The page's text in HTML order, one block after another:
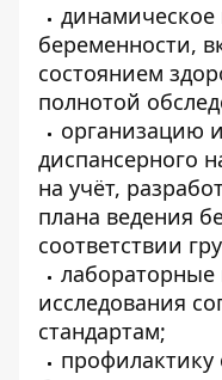
беременности,
состоянием
полнотой
организацию
диспансерного
на учёт,
плана ведения
соответствии
исследования
стандартам;